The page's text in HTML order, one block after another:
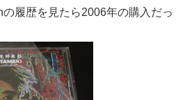
履歴を見たら2006年の購入だっ